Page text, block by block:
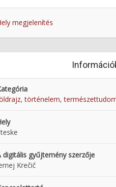
megjelenítés
,történelem,
digitális gyűjtemény szerzője
Krečič